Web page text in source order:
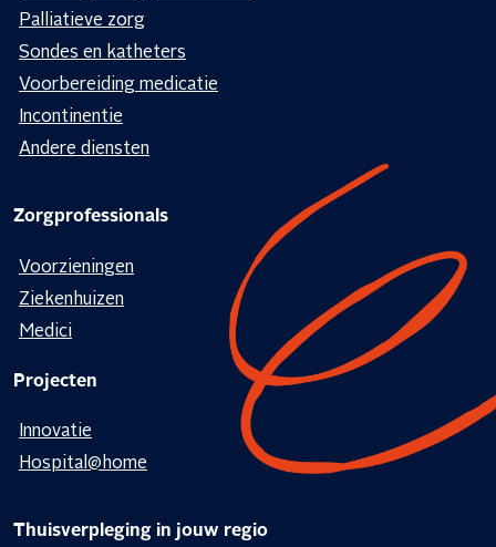
Palliatieve zorg
Sondes en katheters
Voorbereiding medicatie
Incontinentie
Andere diensten
Zorgprofessionals
Voorzieningen
Ziekenhuizen
Medici
Projecten
Innovatie
Hospital@home
Thuisverpleging in jouw regio